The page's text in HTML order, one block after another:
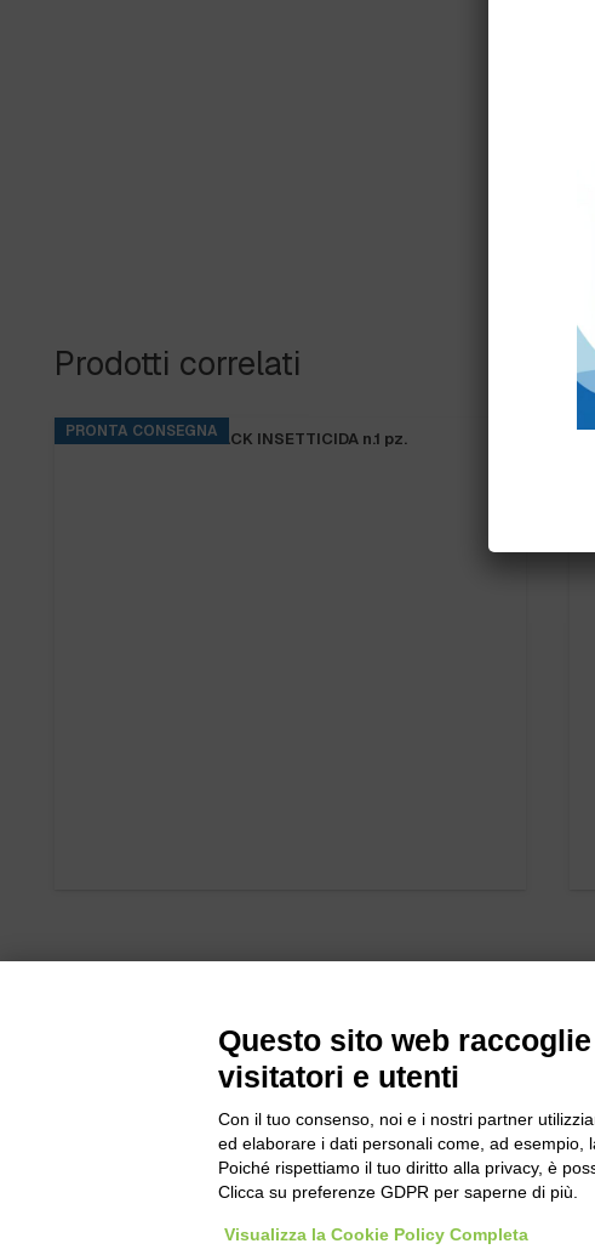
Prodotti correlati
INSETTICIDA n.1 pz. DISCO TRASCINATORE IPC
Bogliano Srl
Strada Statale
Borgo San
Questo sito web
visitatori e utenti
Con il tuo consenso, noi e i nostri partner
ed elaborare i dati personali come, ad esempio,
Poiché rispettiamo il tuo diritto alla privacy, è
Clicca su preferenze GDPR per saperne di più.
Visualizza la Cookie Policy Completa